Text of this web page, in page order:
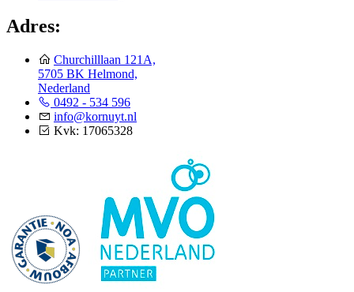
Adres:
Churchilllaan 121A,
5705 BK Helmond,
Nederland
0492 - 534 596
info@kornuyt.nl
Kvk: 17065328